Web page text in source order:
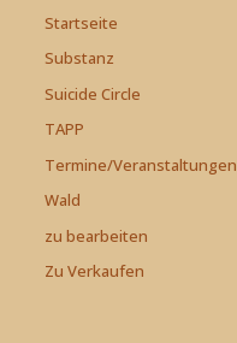
Startseite
Substanz
Suicide Circle
TAPP
Termine/Veranstaltungen
Wald
zu bearbeiten
Zu Verkaufen